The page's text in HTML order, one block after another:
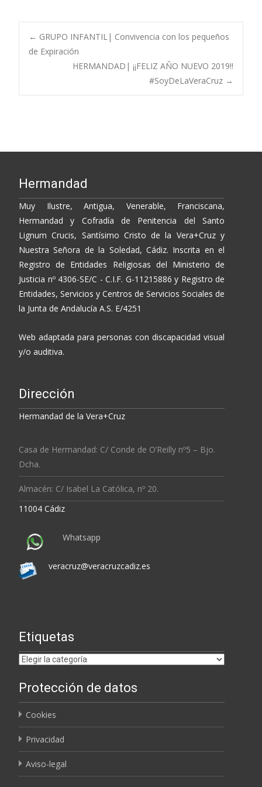
e
b
o
k
itt
er
p
y
Li
n
k
m
p
ar
ti
r
Post
navigation
← GRUPO INFANTIL| Convivencia con los pequeños
de Expiración
HERMANDAD| ¡¡FELIZ AÑO NUEVO 2019!!
#SoyDeLaVeraCruz →
Hermandad
Muy Ilustre, Antigua, Venerable, Franciscana,
Hermandad y Cofradía de Penitencia del Santo
Lignum Crucis, Santísimo Cristo de la Vera+Cruz y
Nuestra Señora de la Soledad, Cádiz. Inscrita en el
Registro de Entidades Religiosas del Ministerio de
Justicia nº 4306-SE/C - C.I.F. G-11215886 y Registro de
Entidades, Servicios y Centros de Servicios Sociales de
la Junta de Andalucía A.S. E/4251
Web adaptada para personas con discapacidad visual
y/o auditiva.
Dirección
Hermandad de la Vera+Cruz
Casa de Hermandad: C/ Conde de O’Reilly nº5 – Bjo.
Dcha.
Almacén: C/ Isabel La Católica, nº 20.
11004 Cádiz
Whatsapp
veracruz@veracruzcadiz.es
Etiquetas
Etiquetas
Protección de datos
Cookies
Privacidad
Aviso-legal